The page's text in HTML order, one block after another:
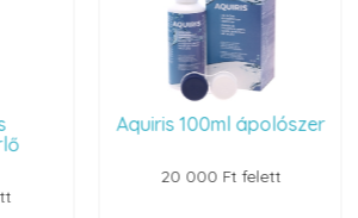
Aquiris 100ml ápolószer
20 000 Ft felett